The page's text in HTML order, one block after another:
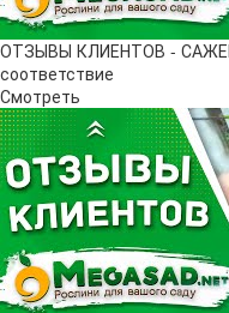
ОТЗЫВЫ КЛИЕНТОВ -
соответствие
Смотреть